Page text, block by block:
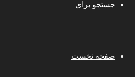
جستجو برای
صفحه نخست